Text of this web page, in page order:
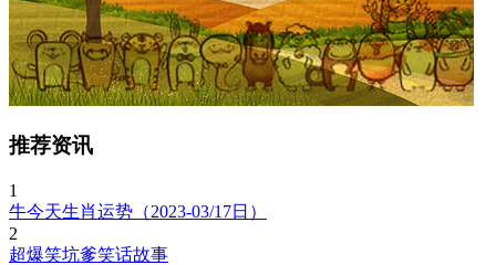
推荐资讯
1
牛今天生肖运势（2023-03/17日）
2
超爆笑坑爹笑话故事